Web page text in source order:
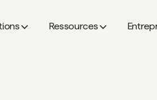
Ressources